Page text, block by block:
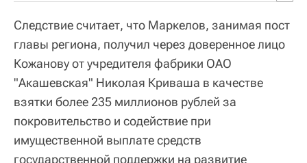
Следствие считает, что Маркелов, занимая пост
главы региона, получил через доверенное лицо
Кожанову от учредителя фабрики ОАО
"Акашевская" Николая Криваша в качестве
взятки более 235 миллионов рублей за
покровительство и содействие при
имущественной выплате средств
государственной поддержки на развитие